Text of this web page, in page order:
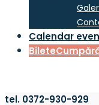
Calendar
Bilete
tel. 0372-930-929